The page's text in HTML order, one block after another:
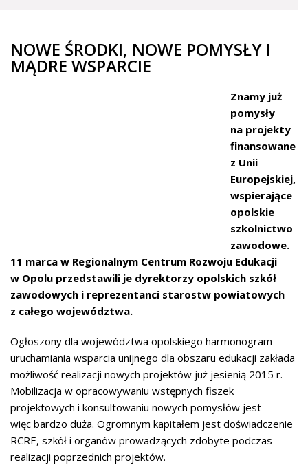
NOWE ŚRODKI, NOWE POMYSŁY I
MĄDRE WSPARCIE
Znamy już
pomysły
na projekty
finansowane
z Unii
Europejskiej,
wspierające
opolskie
szkolnictwo
zawodowe.
11 marca w Regionalnym Centrum Rozwoju Edukacji
w Opolu przedstawili je dyrektorzy opolskich szkół
zawodowych i reprezentanci starostw powiatowych
z całego województwa.
Ogłoszony dla województwa opolskiego harmonogram
uruchamiania wsparcia unijnego dla obszaru edukacji zakłada
możliwość realizacji nowych projektów już jesienią 2015 r.
Mobilizacja w opracowywaniu wstępnych fiszek
projektowych i konsultowaniu nowych pomysłów jest
więc bardzo duża. Ogromnym kapitałem jest doświadczenie
RCRE, szkół i organów prowadzących zdobyte podczas
realizacji poprzednich projektów.